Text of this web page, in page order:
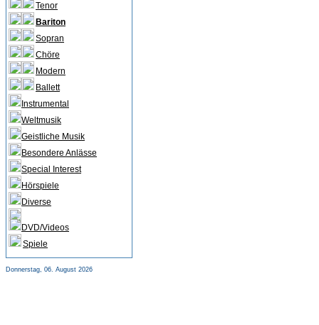
Tenor
Bariton
Sopran
Chöre
Modern
Ballett
Instrumental
Weltmusik
Geistliche Musik
Besondere Anlässe
Special Interest
Hörspiele
Diverse
DVD/Videos
Spiele
Donnerstag, 06. August 2026